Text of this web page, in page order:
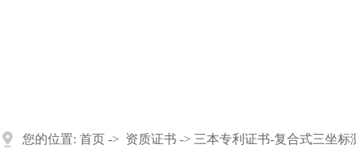
您的位置: 首页 -> 资质证书 -> 三本专利证书-复合式三坐标